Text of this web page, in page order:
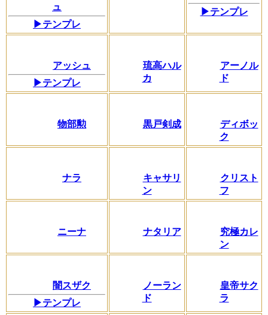
ュ
▶テンプレ
▶テンプレ
アッシュ
▶テンプレ
琉高ハル
カ
アーノル
ド
物部勲 黒戸剣成
ディボッ
ク
ナラ
キャサリ
ン
クリスト
フ
ニーナ ナタリア
究極カレ
ン
闇スザク
▶テンプレ
ノーラン
ド
皇帝サク
ラ